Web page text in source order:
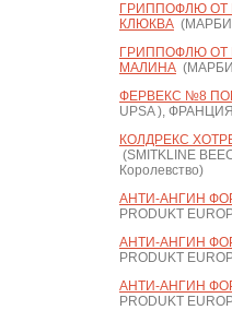
ГРИППОФЛЮ ОТ
КЛЮКВА
ГРИППОФЛЮ ОТ
МАЛИНА
ФЕРВЕКС №8
UPSA ),
КОЛДРЕКС
(SMITKLINE
Королевство)
АНТИ-АНГИН
PRODUKT
АНТИ-АНГИН
PRODUKT
АНТИ-АНГИН
PRODUKT